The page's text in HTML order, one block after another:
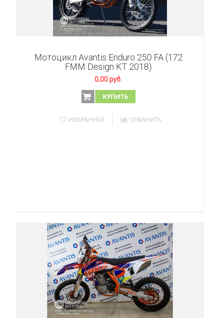
Мотоцикл Avantis Enduro 250 FA (172
FMM Design KT 2018)
0,00 руб.
КУПИТЬ
ИЗБРАННОЕ СРАВНИТЬ